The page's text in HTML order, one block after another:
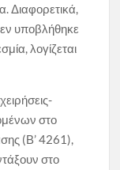
Διαφορετικά,
υποβλήθηκε
λογίζεται
στο
(Β’ 4261),
στο